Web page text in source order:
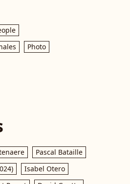
Photo
Pascal Bataille
Isabel Otero